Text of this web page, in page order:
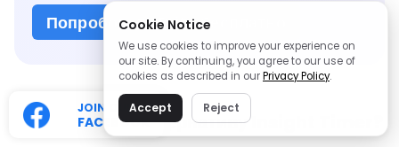
JOIN OUR
FACEBOOK
Попробовать Brite бесплатно
Как выбрать альтернативу Insight Timer?
Cookie Notice
We use cookies to improve your experience on
our site. By continuing, you agree to our use of
cookies as described in ourPrivacy Policy.
Accept Reject